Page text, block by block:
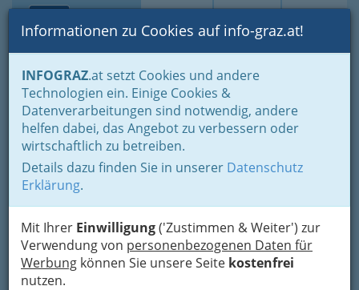
Suche Login Toggle
Informationen zu Cookies auf info-graz.at!
INFOGRAZ.at setzt Cookies und andere
Technologien ein. Einige Cookies &
Datenverarbeitungen sind notwendig, andere
helfen dabei, das Angebot zu verbessern oder
wirtschaftlich zu betreiben.
Details dazu finden Sie in unserer Datenschutz
Erklärung.
Mit Ihrer Einwilligung('Zustimmen & Weiter') zur
Verwendung von personenbezogenen Daten für
Werbung können Sie unsere Seite kostenfrei
nutzen.
Home Gastronomie
Beisln, Bars, Pubs & Wein
Buschenschenken oder Buschenschänken
Buschenschenken nach Orten
Schwanberg
Schwanberg
Bezirksauswahl
Alle Bezirke
Buschenschank Brendlhof